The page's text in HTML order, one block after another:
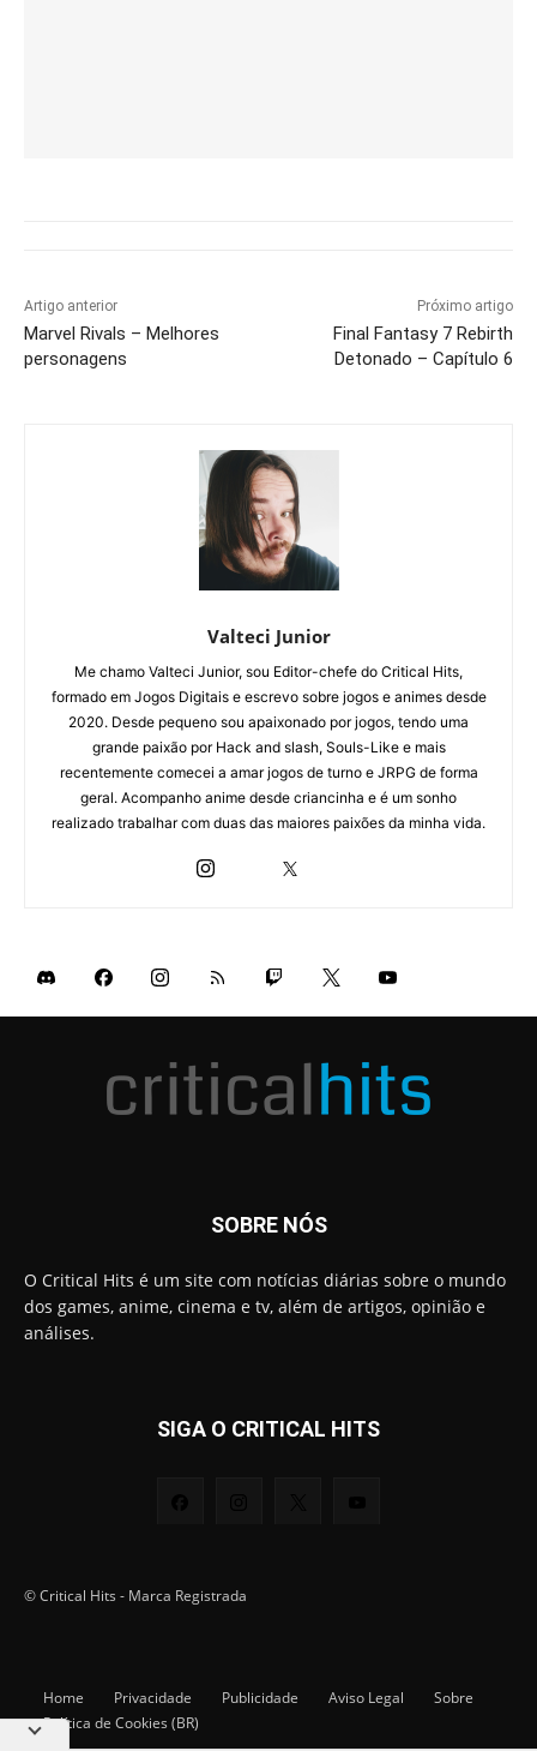
Artigo anterior
Marvel Rivals – Melhores
personagens
Próximo artigo
Final Fantasy 7 Rebirth
Detonado – Capítulo 6
Valteci Junior
Me chamo Valteci Junior, sou Editor-chefe do Critical Hits,
formado em Jogos Digitais e escrevo sobre jogos e animes desde
2020. Desde pequeno sou apaixonado por jogos, tendo uma
grande paixão por Hack and slash, Souls-Like e mais
recentemente comecei a amar jogos de turno e JRPG de forma
geral. Acompanho anime desde criancinha e é um sonho
realizado trabalhar com duas das maiores paixões da minha vida.
SOBRE NÓS
O Critical Hits é um site com notícias diárias sobre o mundo
dos games, anime, cinema e tv, além de artigos, opinião e
análises.
SIGA O CRITICAL HITS
© Critical Hits - Marca Registrada
Home Privacidade Publicidade Aviso Legal
Sobre
Política de Cookies (BR)